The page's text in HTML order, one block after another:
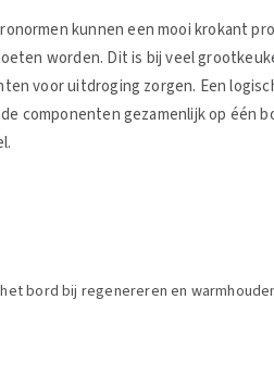
kunnen een mooi krokant
worden. Dit is bij veel
voor uitdroging zorgen. Een
componenten gezamenlijk op
bord bij regenereren en